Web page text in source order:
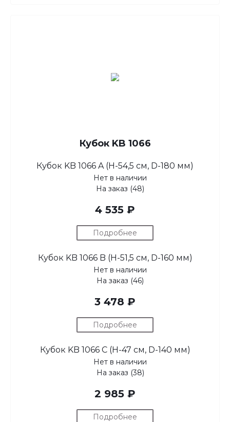
Кубок KB 1066
Кубок KB 1066 A (H-54,5 см, D-180 мм)
Нет в наличии
На заказ (48)
4 535 ₽
Подробнее
Кубок KB 1066 B (H-51,5 см, D-160 мм)
Нет в наличии
На заказ (46)
3 478 ₽
Подробнее
Кубок KB 1066 C (H-47 см, D-140 мм)
Нет в наличии
На заказ (38)
2 985 ₽
Подробнее